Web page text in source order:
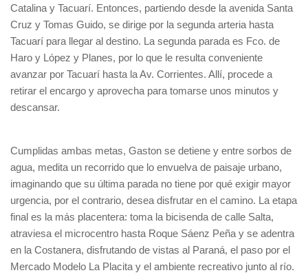
Catalina y Tacuarí. Entonces, partiendo desde la avenida Santa
Cruz y Tomas Guido, se dirige por la segunda arteria hasta
Tacuarí para llegar al destino. La segunda parada es Fco. de
Haro y López y Planes, por lo que le resulta conveniente
avanzar por Tacuarí hasta la Av. Corrientes. Allí, procede a
retirar el encargo y aprovecha para tomarse unos minutos y
descansar.
Cumplidas ambas metas, Gaston se detiene y entre sorbos de
agua, medita un recorrido que lo envuelva de paisaje urbano,
imaginando que su última parada no tiene por qué exigir mayor
urgencia, por el contrario, desea disfrutar en el camino. La etapa
final es la más placentera: toma la bicisenda de calle Salta,
atraviesa el microcentro hasta Roque Sáenz Peña y se adentra
en la Costanera, disfrutando de vistas al Paraná, el paso por el
Mercado Modelo La Placita y el ambiente recreativo junto al río.